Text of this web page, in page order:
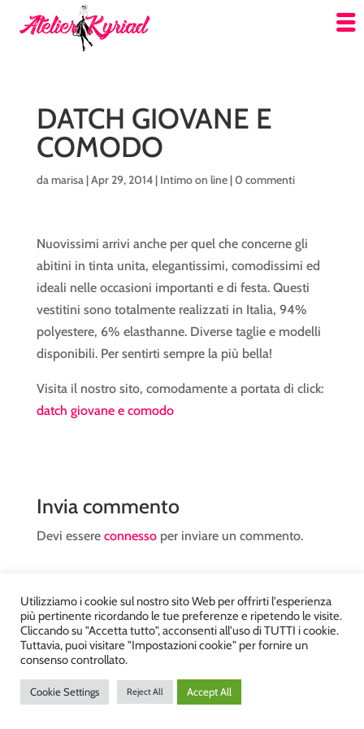
DATCH GIOVANE E
COMODO
damarisa|Apr 29, 2014| Intimo on line|0 commenti
Nuovissimi arrivi anche per quel che concerne gli
abitini in tinta unita, elegantissimi, comodissimi ed
ideali nelle occasioni importanti e di festa. Questi
vestitini sono totalmente realizzati in Italia, 94%
polyestere, 6% elasthanne. Diverse taglie e modelli
disponibili. Per sentirti sempre la più bella!
Visita il nostro sito, comodamente a portata di click:
datch giovane e comodo
Invia commento
Devi essere connessoper inviare un commento.
Atelier Kyriad da Mary – via Carducci, 12 – Chiavenna –
realizzato da
DiegoGiuriani.com
Utilizziamo i cookie sul nostro sito Web per offrirti l'esperienza
più pertinente ricordando le tue preferenze e ripetendo le visite.
Cliccando su "Accetta tutto", acconsenti all'uso di TUTTI i cookie.
Tuttavia, puoi visitare "Impostazioni cookie" per fornire un
consenso controllato.
Cookie Settings Reject All Accept All